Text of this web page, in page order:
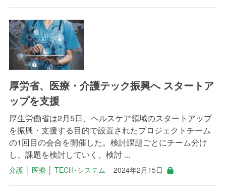
厚労省、医療・介護テック振興へ スタートア
ップを支援
厚生労働省は2月5日、ヘルスケア領域のスタートアップ
を振興・支援する目的で設置されたプロジェクトチーム
の1回目の会合を開催した。検討課題ごとにチーム分け
し、課題を検討していく。検討 ...
介護│ 医療 TECH･システム 2024年2月15日